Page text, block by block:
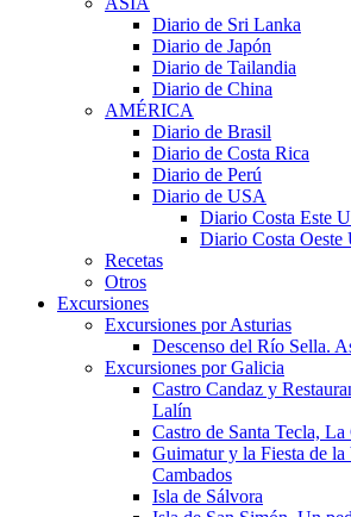
Diario de Sri Lanka
Diario de Japón
Diario de Tailandia
Diario de China
AMÉRICA
Diario de Brasil
Diario de Costa Rica
Diario de Perú
Diario de USA
Diario Costa Este
Diario Costa Oeste
Recetas
Otros
Excursiones
Excursiones por Asturias
Descenso del Río Sella.
Excursiones por Galicia
Castro Candaz y
Lalín
Castro de Santa Tecla,
Guimatur y la Fiesta de
Cambados
Isla de Sálvora